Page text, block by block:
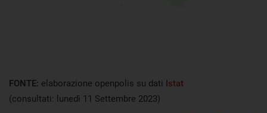
FONTE: elaborazione openpolis su dati Istat
(consultati: lunedì 11 Settembre 2023)